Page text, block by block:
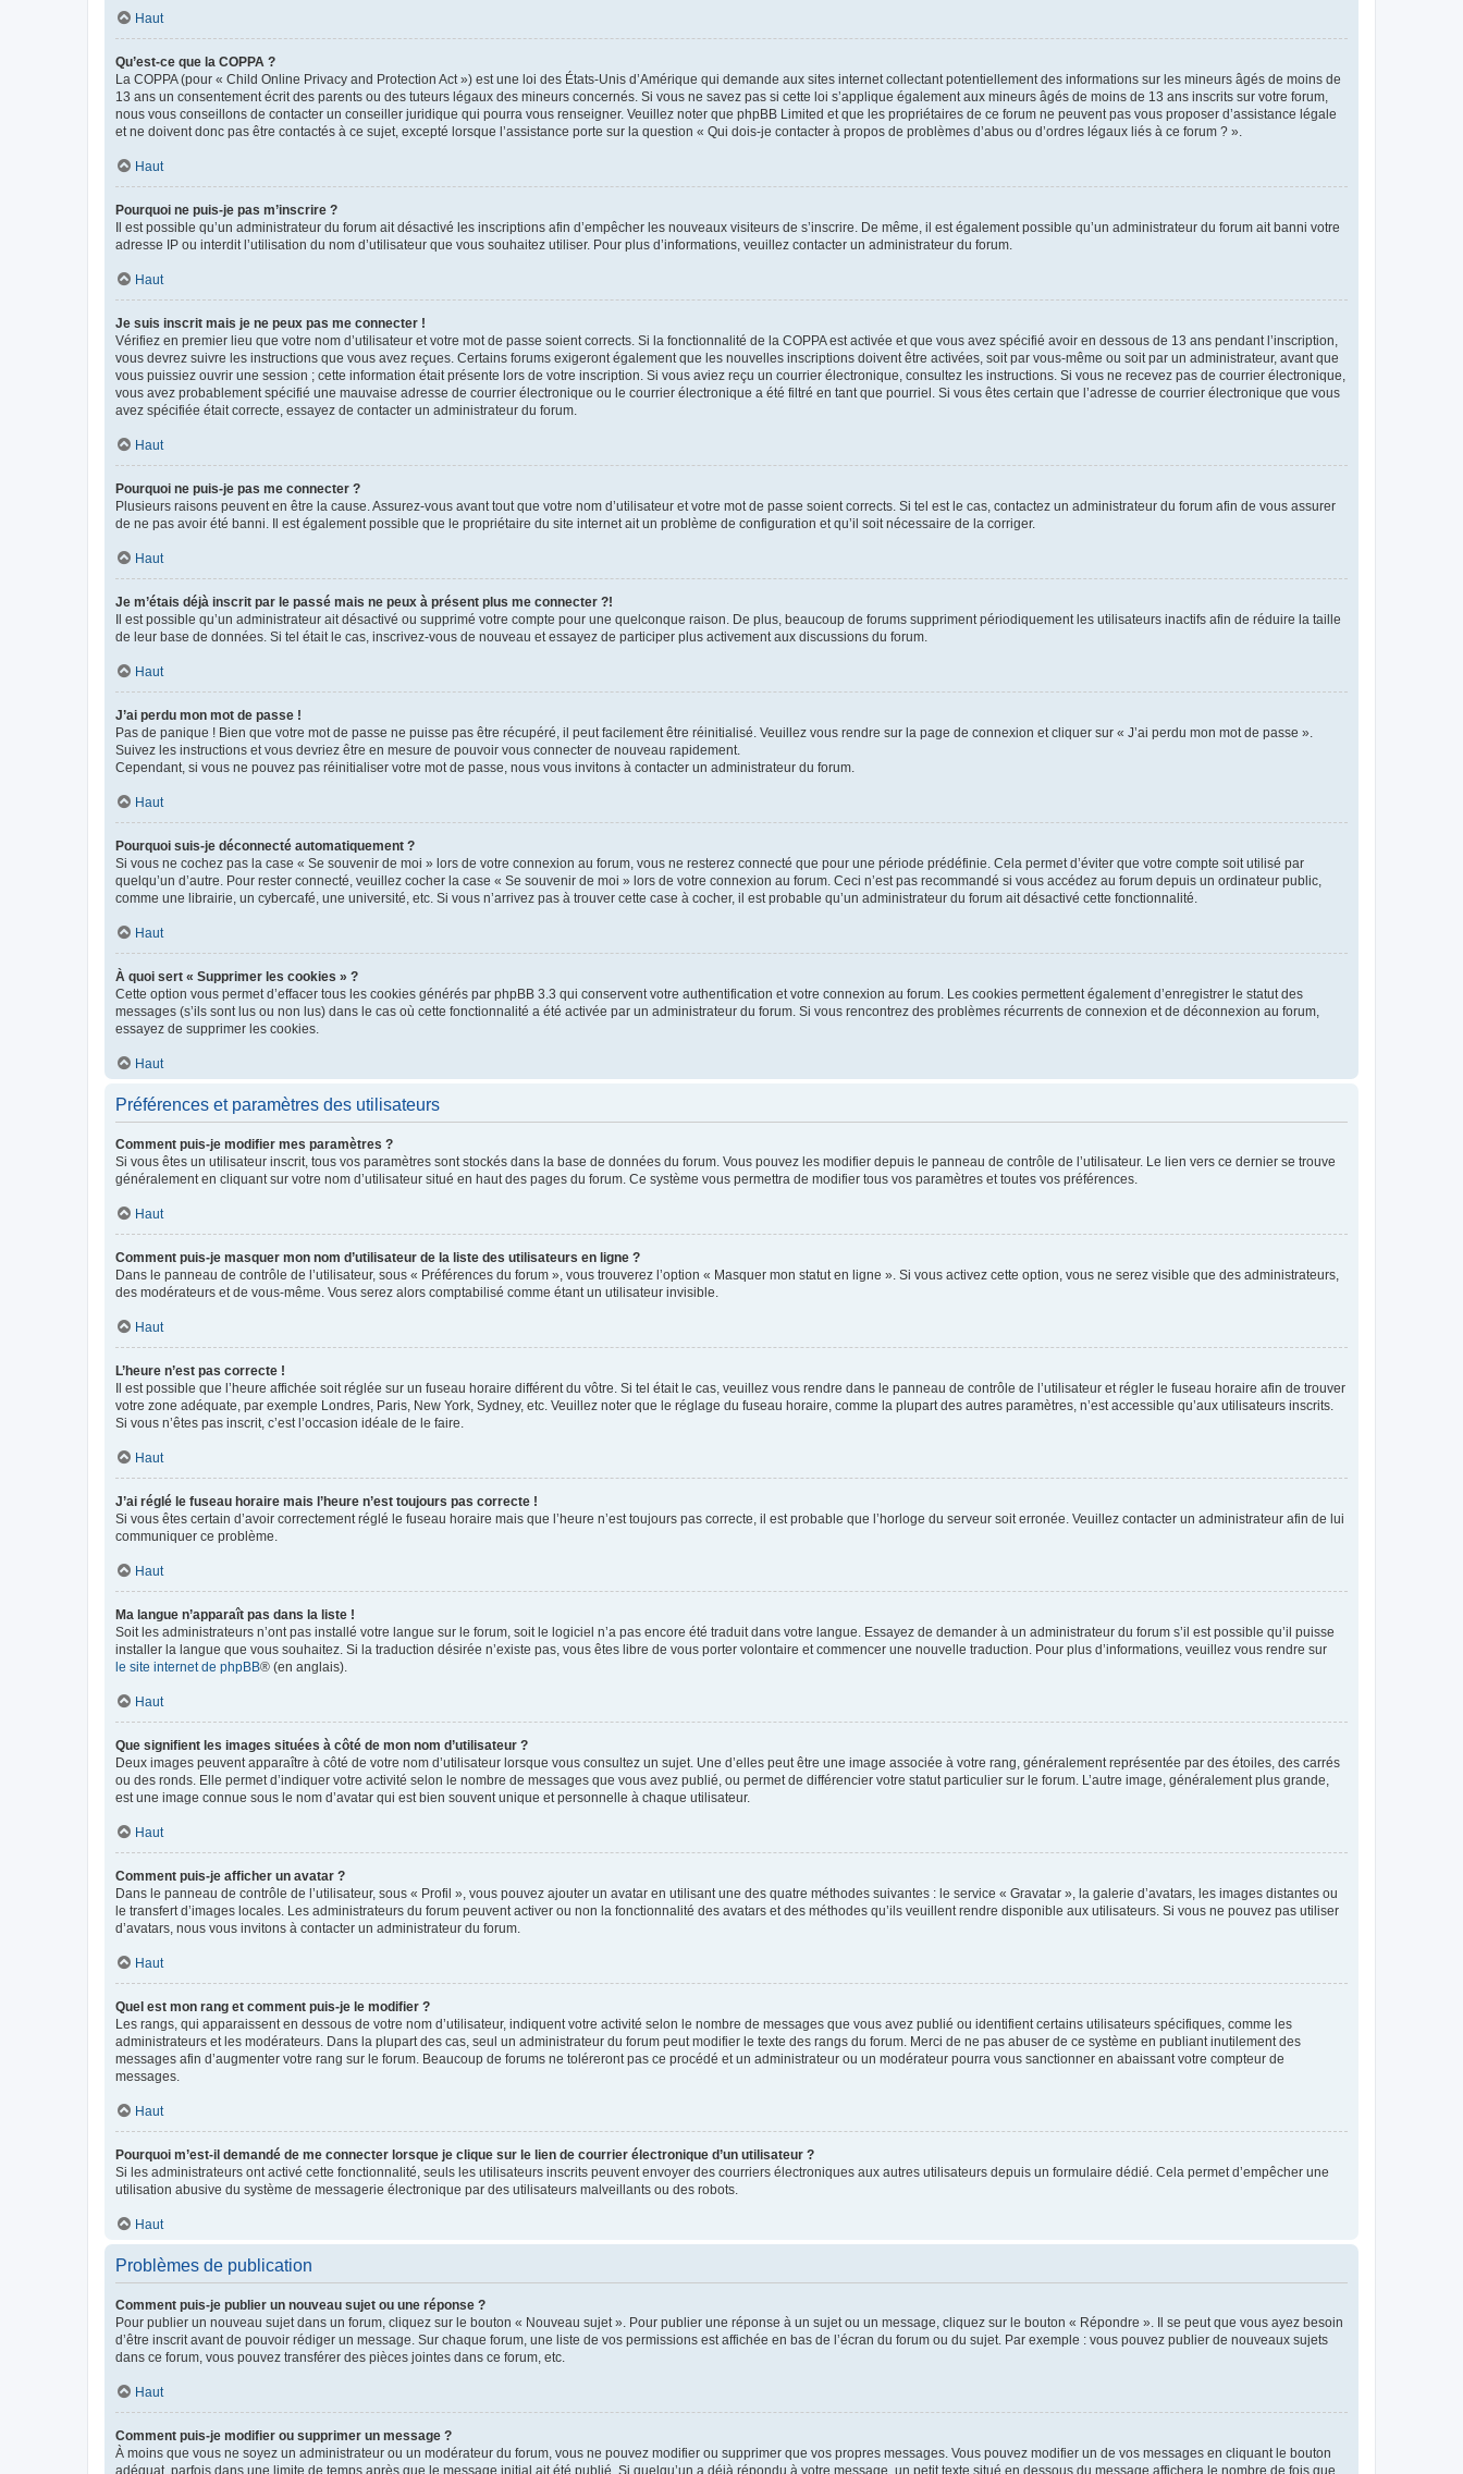
Haut
Qu’est-ce que la COPPA ?
La COPPA (pour « Child Online Privacy and Protection Act ») est une loi des États-Unis d’Amérique qui demande aux sites internet collectant potentiellement des informations sur les mineurs âgés de moins de
13 ans un consentement écrit des parents ou des tuteurs légaux des mineurs concernés. Si vous ne savez pas si cette loi s’applique également aux mineurs âgés de moins de 13 ans inscrits sur votre forum,
nous vous conseillons de contacter un conseiller juridique qui pourra vous renseigner. Veuillez noter que phpBB Limited et que les propriétaires de ce forum ne peuvent pas vous proposer d’assistance légale
et ne doivent donc pas être contactés à ce sujet, excepté lorsque l’assistance porte sur la question « Qui dois-je contacter à propos de problèmes d’abus ou d’ordres légaux liés à ce forum ? ».
Haut
Pourquoi ne puis-je pas m’inscrire ?
Il est possible qu’un administrateur du forum ait désactivé les inscriptions afin d’empêcher les nouveaux visiteurs de s’inscrire. De même, il est également possible qu’un administrateur du forum ait banni votre
adresse IP ou interdit l’utilisation du nom d’utilisateur que vous souhaitez utiliser. Pour plus d’informations, veuillez contacter un administrateur du forum.
Haut
Je suis inscrit mais je ne peux pas me connecter !
Vérifiez en premier lieu que votre nom d’utilisateur et votre mot de passe soient corrects. Si la fonctionnalité de la COPPA est activée et que vous avez spécifié avoir en dessous de 13 ans pendant l’inscription,
vous devrez suivre les instructions que vous avez reçues. Certains forums exigeront également que les nouvelles inscriptions doivent être activées, soit par vous-même ou soit par un administrateur, avant que
vous puissiez ouvrir une session ; cette information était présente lors de votre inscription. Si vous aviez reçu un courrier électronique, consultez les instructions. Si vous ne recevez pas de courrier électronique,
vous avez probablement spécifié une mauvaise adresse de courrier électronique ou le courrier électronique a été filtré en tant que pourriel. Si vous êtes certain que l’adresse de courrier électronique que vous
avez spécifiée était correcte, essayez de contacter un administrateur du forum.
Haut
Pourquoi ne puis-je pas me connecter ?
Plusieurs raisons peuvent en être la cause. Assurez-vous avant tout que votre nom d’utilisateur et votre mot de passe soient corrects. Si tel est le cas, contactez un administrateur du forum afin de vous assurer
de ne pas avoir été banni. Il est également possible que le propriétaire du site internet ait un problème de configuration et qu’il soit nécessaire de la corriger.
Haut
Je m’étais déjà inscrit par le passé mais ne peux à présent plus me connecter ?!
Il est possible qu’un administrateur ait désactivé ou supprimé votre compte pour une quelconque raison. De plus, beaucoup de forums suppriment périodiquement les utilisateurs inactifs afin de réduire la taille
de leur base de données. Si tel était le cas, inscrivez-vous de nouveau et essayez de participer plus activement aux discussions du forum.
Haut
J’ai perdu mon mot de passe !
Pas de panique ! Bien que votre mot de passe ne puisse pas être récupéré, il peut facilement être réinitialisé. Veuillez vous rendre sur la page de connexion et cliquer sur « J’ai perdu mon mot de passe ».
Suivez les instructions et vous devriez être en mesure de pouvoir vous connecter de nouveau rapidement.
Cependant, si vous ne pouvez pas réinitialiser votre mot de passe, nous vous invitons à contacter un administrateur du forum.
Haut
Pourquoi suis-je déconnecté automatiquement ?
Si vous ne cochez pas la case « Se souvenir de moi » lors de votre connexion au forum, vous ne resterez connecté que pour une période prédéfinie. Cela permet d’éviter que votre compte soit utilisé par
quelqu’un d’autre. Pour rester connecté, veuillez cocher la case « Se souvenir de moi » lors de votre connexion au forum. Ceci n’est pas recommandé si vous accédez au forum depuis un ordinateur public,
comme une librairie, un cybercafé, une université, etc. Si vous n’arrivez pas à trouver cette case à cocher, il est probable qu’un administrateur du forum ait désactivé cette fonctionnalité.
Haut
À quoi sert « Supprimer les cookies » ?
Cette option vous permet d’effacer tous les cookies générés par phpBB 3.3 qui conservent votre authentification et votre connexion au forum. Les cookies permettent également d’enregistrer le statut des
messages (s’ils sont lus ou non lus) dans le cas où cette fonctionnalité a été activée par un administrateur du forum. Si vous rencontrez des problèmes récurrents de connexion et de déconnexion au forum,
essayez de supprimer les cookies.
Haut
Préférences et paramètres des utilisateurs
Comment puis-je modifier mes paramètres ?
Si vous êtes un utilisateur inscrit, tous vos paramètres sont stockés dans la base de données du forum. Vous pouvez les modifier depuis le panneau de contrôle de l’utilisateur. Le lien vers ce dernier se trouve
généralement en cliquant sur votre nom d’utilisateur situé en haut des pages du forum. Ce système vous permettra de modifier tous vos paramètres et toutes vos préférences.
Haut
Comment puis-je masquer mon nom d’utilisateur de la liste des utilisateurs en ligne ?
Dans le panneau de contrôle de l’utilisateur, sous « Préférences du forum », vous trouverez l’option « Masquer mon statut en ligne ». Si vous activez cette option, vous ne serez visible que des administrateurs,
des modérateurs et de vous-même. Vous serez alors comptabilisé comme étant un utilisateur invisible.
Haut
L’heure n’est pas correcte !
Il est possible que l’heure affichée soit réglée sur un fuseau horaire différent du vôtre. Si tel était le cas, veuillez vous rendre dans le panneau de contrôle de l’utilisateur et régler le fuseau horaire afin de trouver
votre zone adéquate, par exemple Londres, Paris, New York, Sydney, etc. Veuillez noter que le réglage du fuseau horaire, comme la plupart des autres paramètres, n’est accessible qu’aux utilisateurs inscrits.
Si vous n’êtes pas inscrit, c’est l’occasion idéale de le faire.
Haut
J’ai réglé le fuseau horaire mais l’heure n’est toujours pas correcte !
Si vous êtes certain d’avoir correctement réglé le fuseau horaire mais que l’heure n’est toujours pas correcte, il est probable que l’horloge du serveur soit erronée. Veuillez contacter un administrateur afin de lui
communiquer ce problème.
Haut
Ma langue n’apparaît pas dans la liste !
Soit les administrateurs n’ont pas installé votre langue sur le forum, soit le logiciel n’a pas encore été traduit dans votre langue. Essayez de demander à un administrateur du forum s’il est possible qu’il puisse
installer la langue que vous souhaitez. Si la traduction désirée n’existe pas, vous êtes libre de vous porter volontaire et commencer une nouvelle traduction. Pour plus d’informations, veuillez vous rendre sur
le site internet de phpBB® (en anglais).
Haut
Que signifient les images situées à côté de mon nom d’utilisateur ?
Deux images peuvent apparaître à côté de votre nom d’utilisateur lorsque vous consultez un sujet. Une d’elles peut être une image associée à votre rang, généralement représentée par des étoiles, des carrés
ou des ronds. Elle permet d’indiquer votre activité selon le nombre de messages que vous avez publié, ou permet de différencier votre statut particulier sur le forum. L’autre image, généralement plus grande,
est une image connue sous le nom d’avatar qui est bien souvent unique et personnelle à chaque utilisateur.
Haut
Comment puis-je afficher un avatar ?
Dans le panneau de contrôle de l’utilisateur, sous « Profil », vous pouvez ajouter un avatar en utilisant une des quatre méthodes suivantes : le service « Gravatar », la galerie d’avatars, les images distantes ou
le transfert d’images locales. Les administrateurs du forum peuvent activer ou non la fonctionnalité des avatars et des méthodes qu’ils veuillent rendre disponible aux utilisateurs. Si vous ne pouvez pas utiliser
d’avatars, nous vous invitons à contacter un administrateur du forum.
Haut
Quel est mon rang et comment puis-je le modifier ?
Les rangs, qui apparaissent en dessous de votre nom d’utilisateur, indiquent votre activité selon le nombre de messages que vous avez publié ou identifient certains utilisateurs spécifiques, comme les
administrateurs et les modérateurs. Dans la plupart des cas, seul un administrateur du forum peut modifier le texte des rangs du forum. Merci de ne pas abuser de ce système en publiant inutilement des
messages afin d’augmenter votre rang sur le forum. Beaucoup de forums ne toléreront pas ce procédé et un administrateur ou un modérateur pourra vous sanctionner en abaissant votre compteur de
messages.
Haut
Pourquoi m’est-il demandé de me connecter lorsque je clique sur le lien de courrier électronique d’un utilisateur ?
Si les administrateurs ont activé cette fonctionnalité, seuls les utilisateurs inscrits peuvent envoyer des courriers électroniques aux autres utilisateurs depuis un formulaire dédié. Cela permet d’empêcher une
utilisation abusive du système de messagerie électronique par des utilisateurs malveillants ou des robots.
Haut
Problèmes de publication
Comment puis-je publier un nouveau sujet ou une réponse ?
Pour publier un nouveau sujet dans un forum, cliquez sur le bouton « Nouveau sujet ». Pour publier une réponse à un sujet ou un message, cliquez sur le bouton « Répondre ». Il se peut que vous ayez besoin
d’être inscrit avant de pouvoir rédiger un message. Sur chaque forum, une liste de vos permissions est affichée en bas de l’écran du forum ou du sujet. Par exemple : vous pouvez publier de nouveaux sujets
dans ce forum, vous pouvez transférer des pièces jointes dans ce forum, etc.
Haut
Comment puis-je modifier ou supprimer un message ?
À moins que vous ne soyez un administrateur ou un modérateur du forum, vous ne pouvez modifier ou supprimer que vos propres messages. Vous pouvez modifier un de vos messages en cliquant le bouton
adéquat, parfois dans une limite de temps après que le message initial ait été publié. Si quelqu’un a déjà répondu à votre message, un petit texte situé en dessous du message affichera le nombre de fois que